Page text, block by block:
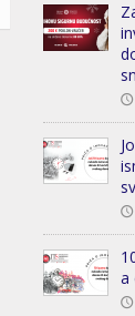
🕔
🕔
a
🕔